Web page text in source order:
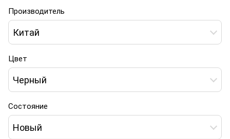
Производитель
Китай
Цвет
Черный
Состояние
Новый